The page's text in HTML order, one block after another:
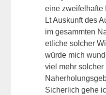
eine zweifelhafte
Lt Auskunft des
im gesammten
etliche solcher
würde mich
viel mehr solcher
Sicherlich gehe